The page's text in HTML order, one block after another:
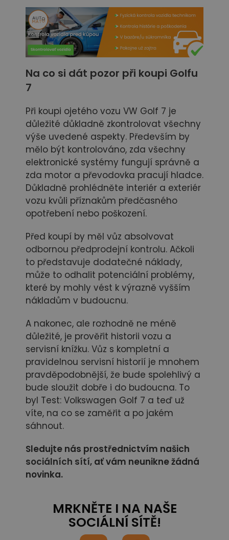
Na co si dát pozor při koupi Golfu
7
Při koupi ojetého vozu VW Golf 7 je
důležité důkladně zkontrolovat všechny
výše uvedené aspekty. Především by
mělo být kontrolováno, zda všechny
elektronické systémy fungují správně a
zda motor a převodovka pracují hladce.
Důkladně prohlédněte interiér a exteriér
vozu kvůli příznakům předčasného
opotřebení nebo poškození.
Před koupí by měl vůz absolvovat
odbornou předprodejní kontrolu. Ačkoli
to představuje dodatečné náklady,
může to odhalit potenciální problémy,
které by mohly vést k výrazně vyšším
nákladům v budoucnu.
A nakonec, ale rozhodně ne méně
důležité, je prověřit historii vozu a
servisní knížku. Vůz s kompletní a
pravidelnou servisní historií je mnohem
pravděpodobnější, že bude spolehlivý a
bude sloužit dobře i do budoucna. To
byl Test: Volkswagen Golf 7 a teď už
víte, na co se zaměřit a po jakém
sáhnout.
Sledujte nás prostřednictvím našich
sociálních sítí, ať vám neunikne žádná
novinka.
MRKNĚTE I NA NAŠE
SOCIÁLNÍ SÍTĚ!